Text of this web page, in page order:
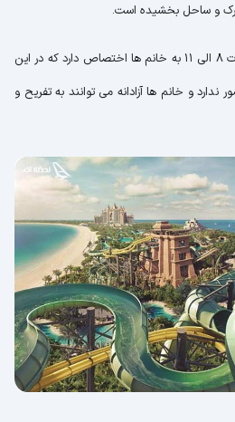
و ساحل بخشیده است.
این پارک روزهای دوشنبه بین ساعات 8 الی 11 به خانم ها اختصاص دارد که در این
و خانم ها آزادانه می توانند به تفریح و